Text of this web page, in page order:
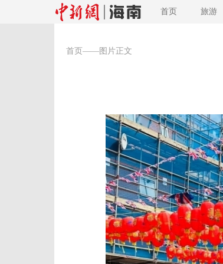
首页 旅游
首页 ——图片正文